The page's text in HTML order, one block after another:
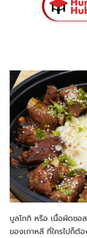
บูลโกกิ หรือ เนื้อผัดซอ
ของเกาหลี ที่ใครไปก็ต้